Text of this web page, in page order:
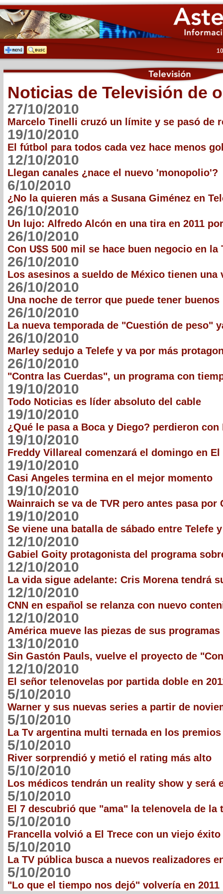
Noticias de Televisión de
27/10/2010
Marcelo Tinelli cruzó un límite y se pasó de
19/10/2010
El fútbol para todos cada vez hace menos
12/10/2010
Llegan canales ¿nace el nuevo 'monopolio'?
6/10/2010
¿No la quieren más a Susana Giménez en
26/10/2010
Un lujo: Alfredo Alcón en una tira en 2011
26/10/2010
Con U$S 500 mil se hace buen negocio en la
26/10/2010
Los asesinos a sueldo de México tienen
26/10/2010
Una noche de terror que puede tener
26/10/2010
La nueva temporada de "Cuestión de peso"
26/10/2010
Marley sedujo a Telefe y va por más
26/10/2010
"Contra las Cuerdas", un programa con
19/10/2010
Todo Noticias es líder absoluto del cable
19/10/2010
¿Qué le pasa a Boca y Diego? perdieron con
19/10/2010
Freddy Villareal comenzará el domingo en El
19/10/2010
Casi Angeles termina en el mejor momento
19/10/2010
Wainraich se va de TVR pero antes pasa por
19/10/2010
Se viene una batalla de sábado entre Telefe
12/10/2010
Gabiel Goity protagonista del programa
12/10/2010
La vida sigue adelante: Cris Morena tendrá
12/10/2010
CNN en español se relanza con nuevo
12/10/2010
América mueve las piezas de sus
13/10/2010
Sin Gastón Pauls, vuelve el proyecto de
12/10/2010
El señor telenovelas por partida doble en
5/10/2010
Warner y sus nuevas series a partir de
5/10/2010
La Tv argentina multi ternada en los premios
5/10/2010
River sorprendió y metió el rating más alto
5/10/2010
Los médicos tendrán un reality show y será
5/10/2010
El 7 descubrió que "ama" la telenovela de la
5/10/2010
Francella volvió a El Trece con un viejo éxito
5/10/2010
La TV pública busca a nuevos realizadores
5/10/2010
"Lo que el tiempo nos dejó" volvería en 2011